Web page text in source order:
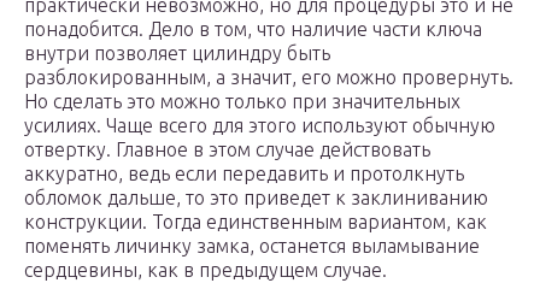
практически невозможно, но для процедуры это и не
понадобится. Дело в том, что наличие части ключа
внутри позволяет цилиндру быть
разблокированным, а значит, его можно провернуть.
Но сделать это можно только при значительных
усилиях. Чаще всего для этого используют обычную
отвертку. Главное в этом случае действовать
аккуратно, ведь если передавить и протолкнуть
обломок дальше, то это приведет к заклиниванию
конструкции. Тогда единственным вариантом, как
поменять личинку замка, останется выламывание
сердцевины, как в предыдущем случае.